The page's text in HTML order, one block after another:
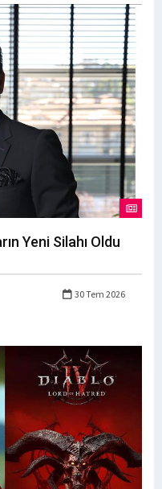
Yeni Silahı Oldu
30 Tem 2026